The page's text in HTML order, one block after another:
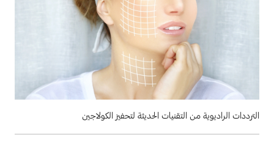
الترددات الراديوية من التقنيات الحديثة لتحفيز الكولاجين